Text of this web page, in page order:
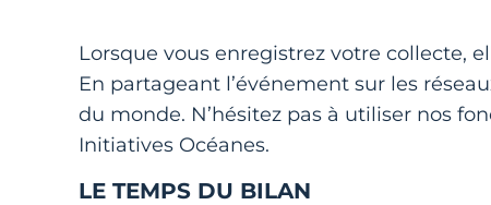
Lorsque vous enregistrez votre collecte,
En partageant l’événement sur les
du monde. N’hésitez pas à utiliser nos
Initiatives Océanes.
LE TEMPS DU BILAN